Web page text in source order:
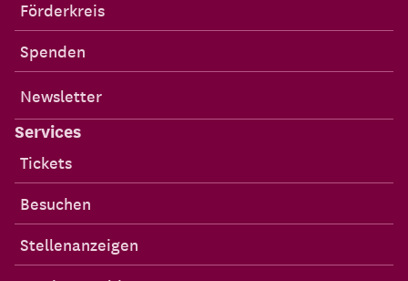
Förderkreis
Spenden
Newsletter
Services
Tickets
Besuchen
Stellenanzeigen